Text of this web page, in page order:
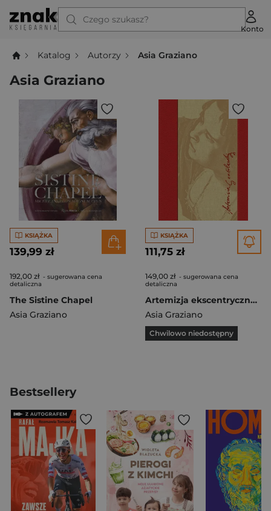
Czego szukasz?
Konto
Katalog Autorzy Asia Graziano
Asia Graziano
KSIĄŻKA
139,99 zł
192,00 zł - sugerowana cena
detaliczna
The Sistine Chapel
Asia Graziano
KSIĄŻKA
111,75 zł
149,00 zł - sugerowana cena
detaliczna
Artemizja ekscentryczna 500
Asia Graziano
Chwilowo niedostępny
Bestsellery